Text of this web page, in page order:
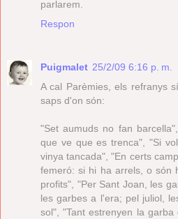
parlarem.
Respon
Puigmalet 25/2/09 6:16 p. m.
A cal Parèmies, els refranys
saps d'on són:
"Set aumuds no fan
que ve que es trenca", "Si
vinya tancada", "En certs
femeró: si hi ha arrels, o són
profits", "Per Sant Joan, les
les garbes a l'era; pel juliol,
sol", "Tant estrenyen la